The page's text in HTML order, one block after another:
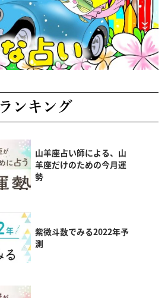
ランキング
山羊座占い師による、山
羊座だけのための今月運
勢
紫微斗数でみる2022年予
測